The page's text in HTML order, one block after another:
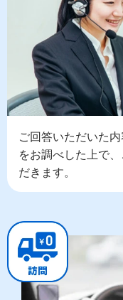
ご回答いただいた
をお調べした上で
だきます。